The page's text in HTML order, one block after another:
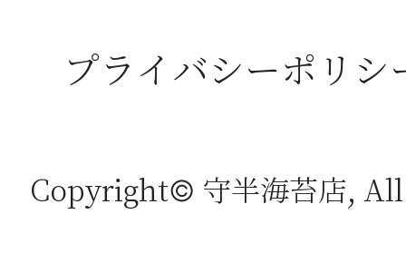
プライバシーポリシ
Copyright© 守半海苔店,